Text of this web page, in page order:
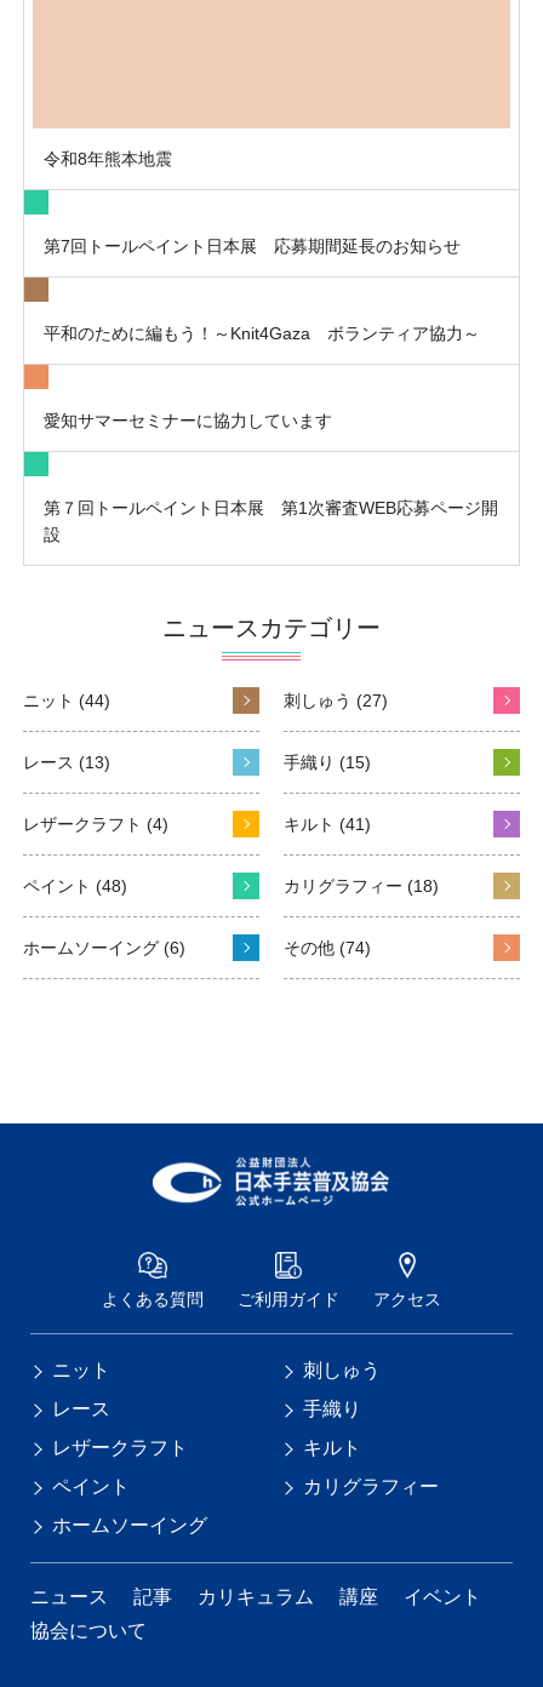
令和8年熊本地震
第7回トールペイント日本展 応募期間延長のお知らせ
平和のために編もう！～Knit4Gaza ボランティア協力～
愛知サマーセミナーに協力しています
第７回トールペイント日本展 第1次審査WEB応募ページ開
設
ニュースカテゴリー
ニット (44) 刺しゅう (27)
レース (13) 手織り (15)
レザークラフト (4) キルト (41)
ペイント (48) カリグラフィー (18)
ホームソーイング (6) その他 (74)
よくある質問 ご利用ガイド アクセス
ニット
刺しゅう
レース
手織り
レザークラフト
キルト
ペイント
カリグラフィー
ホームソーイング
ニュース 記事 カリキュラム 講座
イベント
協会について